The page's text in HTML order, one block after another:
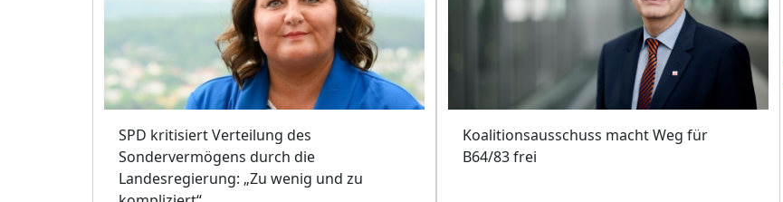
SPD kritisiert Verteilung des
Sondervermögens durch die
Landesregierung: „Zu wenig und zu
Koalitionsausschuss macht Weg für
B64/83 frei